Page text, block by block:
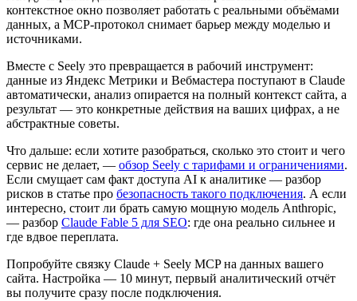
контекстное окно позволяет работать с реальными объёмами
данных, а MCP-протокол снимает барьер между моделью и
источниками.
Вместе с Seely это превращается в рабочий инструмент:
данные из Яндекс Метрики и Вебмастера поступают в Claude
автоматически, анализ опирается на полный контекст сайта, а
результат — это конкретные действия на ваших цифрах, а не
абстрактные советы.
Что дальше: если хотите разобраться, сколько это стоит и чего
сервис не делает, — обзор Seely с тарифами и ограничениями.
Если смущает сам факт доступа AI к аналитике — разбор
рисков в статье про безопасность такого подключения. А если
интересно, стоит ли брать самую мощную модель Anthropic,
— разбор Claude Fable 5 для SEO: где она реально сильнее и
где вдвое переплата.
Попробуйте связку Claude + Seely MCP на данных вашего
сайта. Настройка — 10 минут, первый аналитический отчёт
вы получите сразу после подключения.